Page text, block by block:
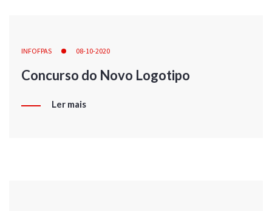
INFOFPAS 08-10-2020
Concurso do Novo Logotipo
Ler mais